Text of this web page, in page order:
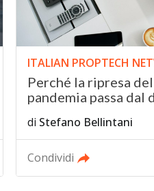
ITALIAN PROPTECH
Perché la ripresa
pandemia passa
di Stefano Bellintani
Condividi